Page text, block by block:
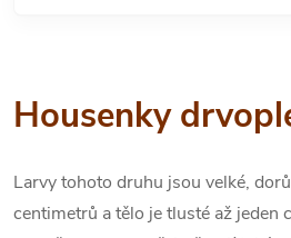
Housenky
Larvy tohoto druhu jsou velké,
centimetrů a tělo je tlusté až jeden